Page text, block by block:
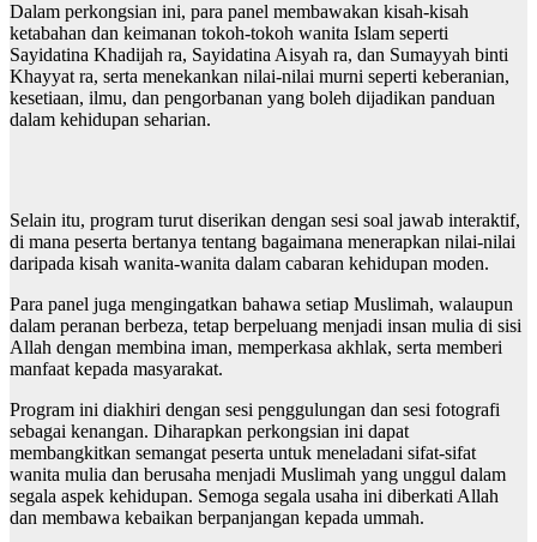
Dalam perkongsian ini, para panel membawakan kisah-kisah
ketabahan dan keimanan tokoh-tokoh wanita Islam seperti
Sayidatina Khadijah ra, Sayidatina Aisyah ra, dan Sumayyah binti
Khayyat ra, serta menekankan nilai-nilai murni seperti keberanian,
kesetiaan, ilmu, dan pengorbanan yang boleh dijadikan panduan
dalam kehidupan seharian.
Selain itu, program turut diserikan dengan sesi soal jawab interaktif,
di mana peserta bertanya tentang bagaimana menerapkan nilai-nilai
daripada kisah wanita-wanita dalam cabaran kehidupan moden.
Para panel juga mengingatkan bahawa setiap Muslimah, walaupun
dalam peranan berbeza, tetap berpeluang menjadi insan mulia di sisi
Allah dengan membina iman, memperkasa akhlak, serta memberi
manfaat kepada masyarakat.
Program ini diakhiri dengan sesi penggulungan dan sesi fotografi
sebagai kenangan. Diharapkan perkongsian ini dapat
membangkitkan semangat peserta untuk meneladani sifat-sifat
wanita mulia dan berusaha menjadi Muslimah yang unggul dalam
segala aspek kehidupan. Semoga segala usaha ini diberkati Allah
dan membawa kebaikan berpanjangan kepada ummah.